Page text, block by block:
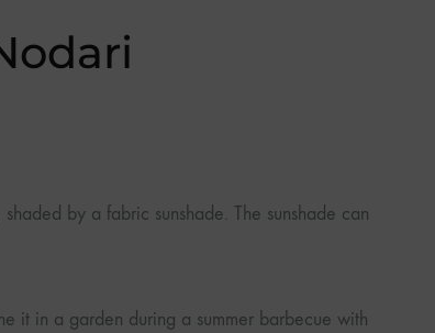
by a fabric sunshade. The sunshade can
it in a garden during a summer barbecue with